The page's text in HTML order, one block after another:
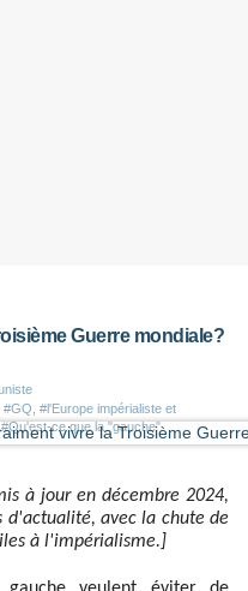
Guerre mondiale?
#GQ #l'Europe impérialiste et
#Qu'est-ce que la "gauche"
à jour en décembre 2024,
d'actualité, avec la chute de
à l'impérialisme.]